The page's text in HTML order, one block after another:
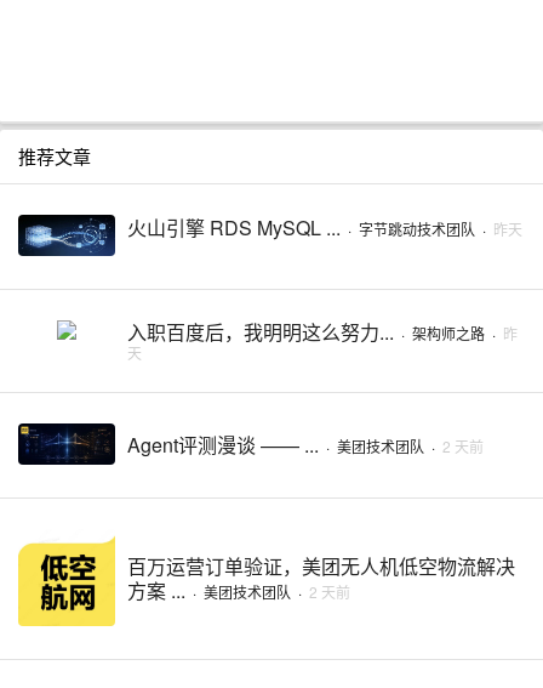
推荐文章
火山引擎 RDS MySQL ... · 字节跳动技术团队 · 昨天
入职百度后，我明明这么努力... · 架构师之路 · 昨
天
Agent评测漫谈 —— ... · 美团技术团队 · 2 天前
百万运营订单验证，美团无人机低空物流解决
方案 ... · 美团技术团队 · 2 天前